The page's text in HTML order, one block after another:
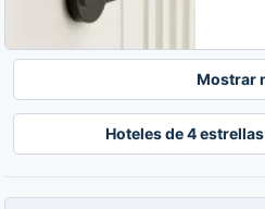
Mostrar
Hoteles de 4 estrellas